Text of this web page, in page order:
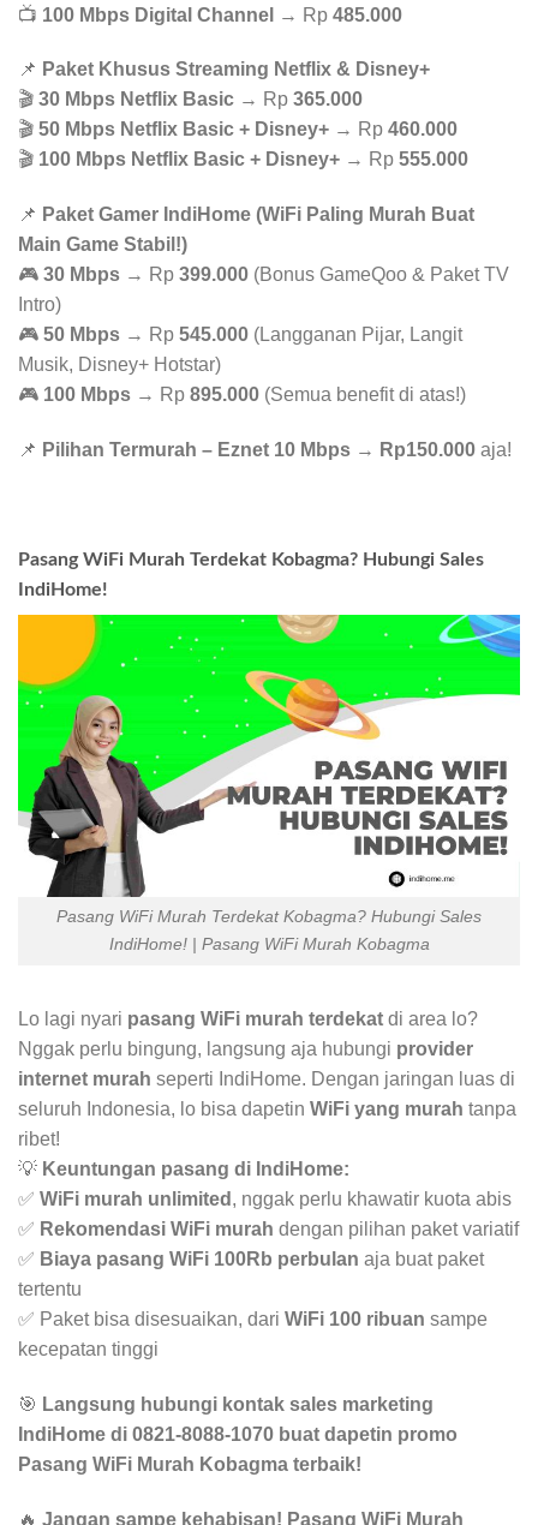
📺 100 Mbps Digital Channel → Rp 485.000
📌 Paket Khusus Streaming Netflix & Disney+
🎬 30 Mbps Netflix Basic → Rp 365.000
🎬 50 Mbps Netflix Basic + Disney+ → Rp 460.000
🎬 100 Mbps Netflix Basic + Disney+ → Rp 555.000
📌 Paket Gamer IndiHome (WiFi Paling Murah Buat
Main Game Stabil!)
🎮 30 Mbps → Rp 399.000 (Bonus GameQoo & Paket TV
Intro)
🎮 50 Mbps → Rp 545.000 (Langganan Pijar, Langit
Musik, Disney+ Hotstar)
🎮 100 Mbps → Rp 895.000 (Semua benefit di atas!)
📌 Pilihan Termurah – Eznet 10 Mbps → Rp150.000 aja!
Pasang WiFi Murah Terdekat Kobagma? Hubungi Sales
IndiHome!
Pasang WiFi Murah Terdekat Kobagma? Hubungi Sales
IndiHome! | Pasang WiFi Murah Kobagma
Lo lagi nyari pasang WiFi murah terdekat di area lo?
Nggak perlu bingung, langsung aja hubungi provider
internet murah seperti IndiHome. Dengan jaringan luas di
seluruh Indonesia, lo bisa dapetin WiFi yang murah tanpa
ribet!
💡 Keuntungan pasang di IndiHome:
✅ WiFi murah unlimited , nggak perlu khawatir kuota abis
✅ Rekomendasi WiFi murah dengan pilihan paket variatif
✅ Biaya pasang WiFi 100Rb perbulan aja buat paket
tertentu
✅ Paket bisa disesuaikan, dari WiFi 100 ribuan sampe
kecepatan tinggi
🎯 Langsung hubungi kontak sales marketing
IndiHome di 0821-8088-1070 buat dapetin promo
Pasang WiFi Murah Kobagma terbaik!
🔥 Jangan sampe kehabisan! Pasang WiFi Murah